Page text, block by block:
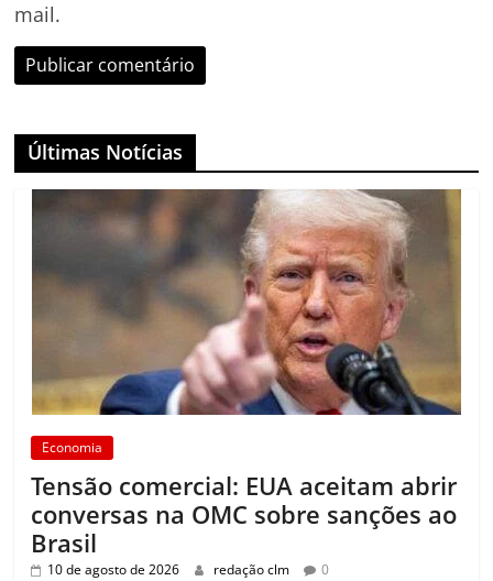
mail.
Últimas Notícias
Economia
Tensão comercial: EUA aceitam abrir
conversas na OMC sobre sanções ao
Brasil
10 de agosto de 2026 redação clm 0